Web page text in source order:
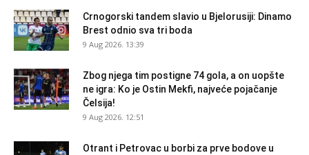
Crnogorski tandem slavio u Bjelorusiji: Dinamo
Brest odnio sva tri boda
9 Aug 2026. 13:39
Zbog njega tim postigne 74 gola, a on uopšte
ne igra: Ko je Ostin Mekfi, najveće pojačanje
Čelsija!
9 Aug 2026. 12:51
Otrant i Petrovac u borbi za prve bodove u